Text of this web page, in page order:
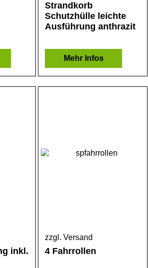
Strandkorb
Schutzhülle leichte
Ausführung anthrazit
Mehr Infos
inkl.
zzgl. Versand
4 Fahrrollen